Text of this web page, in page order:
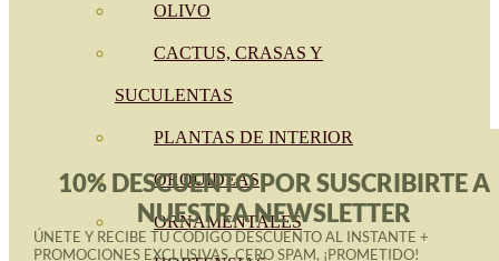
OLIVO
CACTUS, CRASAS Y
SUCULENTAS
PLANTAS DE INTERIOR
ORQUIDEAS
ORNAMENTALES
10% DESCUENTO POR SUSCRIBIRTE A
NUESTRA NEWSLETTER
ÚNETE Y RECIBE TU CÓDIGO DESCUENTO AL INSTANTE +
PROMOCIONES EXCLUSIVAS. CERO SPAM, ¡PROMETIDO!